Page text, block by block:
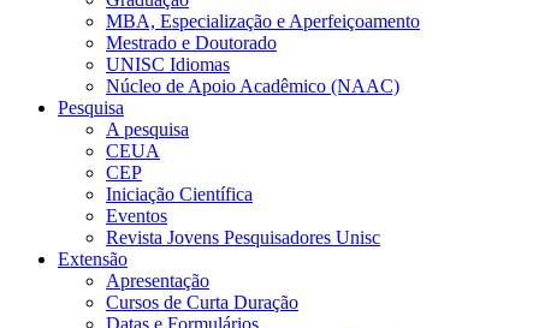
MBA, Especialização e Aperfeiçoamento
Mestrado e Doutorado
UNISC Idiomas
Núcleo de Apoio Acadêmico (NAAC)
Pesquisa
A pesquisa
CEUA
CEP
Iniciação Científica
Eventos
Revista Jovens Pesquisadores Unisc
Extensão
Apresentação
Cursos de Curta Duração
Datas e Formulários